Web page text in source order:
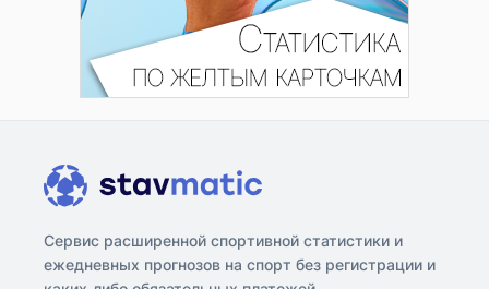
Сервис расширенной спортивной статистики и
ежедневных прогнозов на спорт без регистрации и